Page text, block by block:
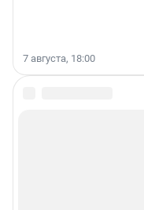
7 августа, 18:00